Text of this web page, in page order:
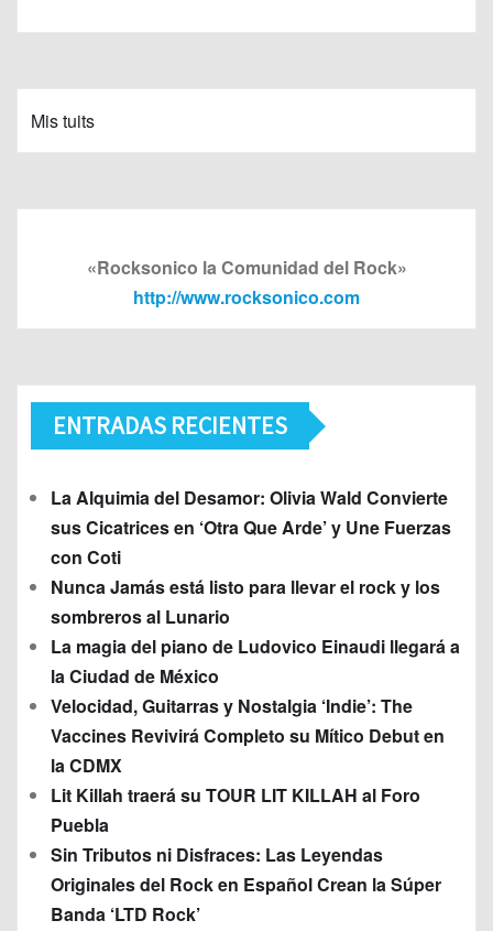
Mis tuits
«Rocksonico la Comunidad del Rock»
http://www.rocksonico.com
ENTRADAS RECIENTES
La Alquimia del Desamor: Olivia Wald Convierte
sus Cicatrices en ‘Otra Que Arde’ y Une Fuerzas
con Coti
Nunca Jamás está listo para llevar el rock y los
sombreros al Lunario
La magia del piano de Ludovico Einaudi llegará a
la Ciudad de México
Velocidad, Guitarras y Nostalgia ‘Indie’: The
Vaccines Revivirá Completo su Mítico Debut en
la CDMX
Lit Killah traerá su TOUR LIT KILLAH al Foro
Puebla
Sin Tributos ni Disfraces: Las Leyendas
Originales del Rock en Español Crean la Súper
Banda ‘LTD Rock’